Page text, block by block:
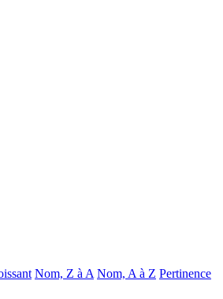
Nom, Z à A Nom, A à Z Pertinence